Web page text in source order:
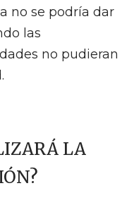
no se podría dar
las
no pudieran
LA